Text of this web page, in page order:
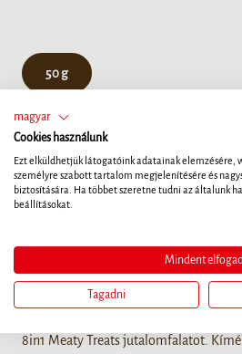
50 g
Részletek
Amikor bundás barátjával szeretne
jutalmazni jó magaviseletéért vagy
8in1 Meaty Treats jutalomfalatot.
magyar
Cookies használunk
Ezt elküldhetjük látogatóink adatainak elemzésére,
személyre szabott tartalom megjelenítésére és
biztosítására. Ha többet szeretne tudni az általunk
beállításokat.
Mindent
Tagadni